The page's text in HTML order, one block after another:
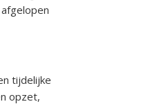
tijdelijke
opzet,